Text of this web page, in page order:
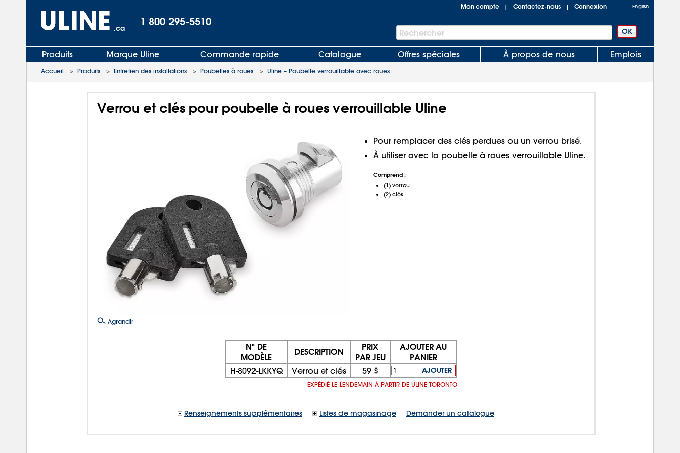
.ca
1 800 295-5510
Mon compte | Contactez-nous | Connexion English
Barre
de
recherche
Rechercher
Produits Marque Uline Commande rapide Catalogue Offres spéciales À propos de nous Emplois
Accueil > Produits > Entretien des installations > Poubelles à roues > Uline – Poubelle verrouillable avec roues
Verrou et clés pour poubelle à roues verrouillable Uline
Agrandir
Pour remplacer des clés perdues ou un verrou brisé.
À utiliser avec la poubelle à roues verrouillable Uline.
Comprend :
(1) verrou
(2) clés
Nº DE
MODÈLE
DESCRIPTION
PRIX
PAR JEU
AJOUTER AU
PANIER
H-8092-LKKYQ Verrou et clés 59 $ AJOUTER
EXPÉDIÉ LE LENDEMAIN À PARTIR DE ULINE TORONTO
Renseignements supplémentaires Listes de magasinage Demander un catalogue